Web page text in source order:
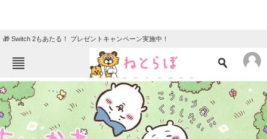
🎁 Switch 2もあたる！ プレゼントキャンペーン実施中！
ねとらぼメニュー
TOP ニュース
エンタメ クイズ